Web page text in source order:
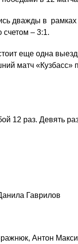
дважды в рамках
счетом – 3:1.
еще одна
матч «Кузбасс»
12 раз. Девять
Гаврилов
Антон